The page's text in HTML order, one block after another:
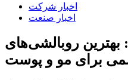
اخبار شرکت
اخبار صنعت
روبالشی‌های
برای مو و پوست